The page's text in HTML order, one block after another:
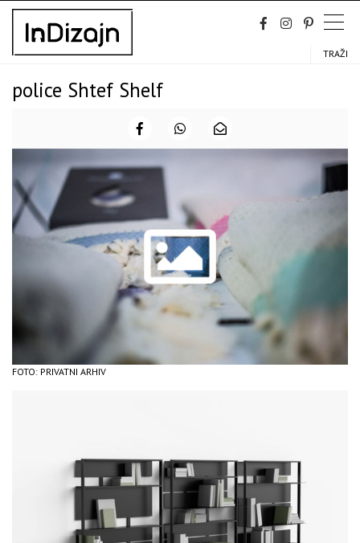
Skip
content
TRAŽI
police Shtef Shelf
FOTO: PRIVATNI ARHIV